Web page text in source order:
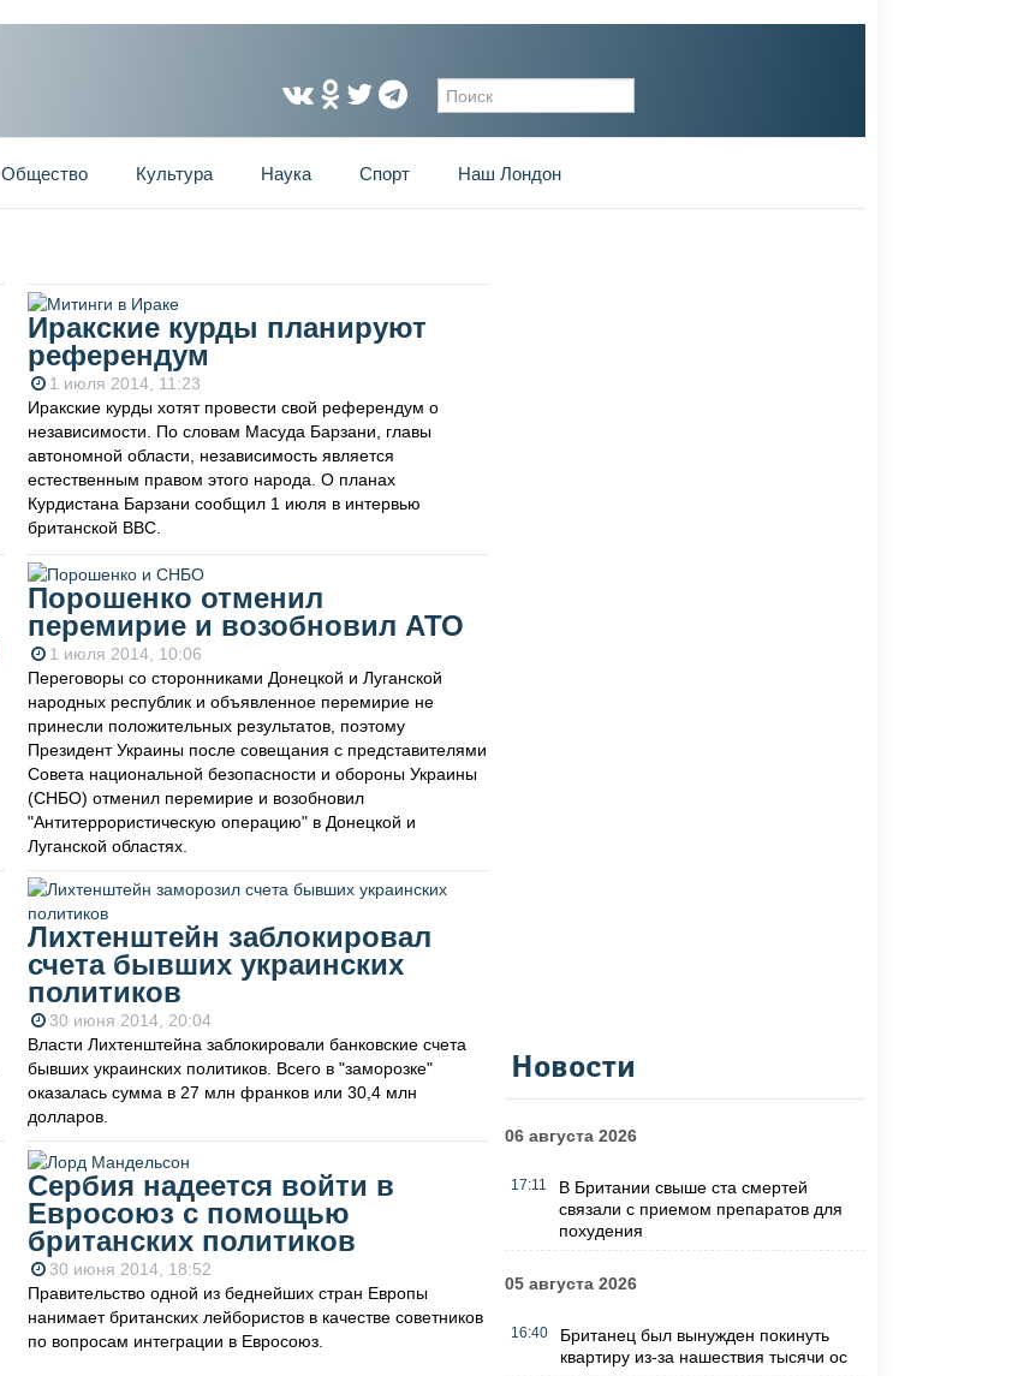
Форма поиска
Общество Культура Наука Спорт Наш Лондон
Иракские курды планируют
референдум
1 июля 2014, 11:23
Иракские курды хотят провести свой референдум о
независимости. По словам Масуда Барзани, главы
автономной области, независимость является
естественным правом этого народа. О планах
Курдистана Барзани сообщил 1 июля в интервью
британской BBC.
Порошенко отменил
перемирие и возобновил АТО
1 июля 2014, 10:06
Переговоры со сторонниками Донецкой и Луганской
народных республик и объявленное перемирие не
принесли положительных результатов, поэтому
Президент Украины после совещания с представителями
Совета национальной безопасности и обороны Украины
(СНБО) отменил перемирие и возобновил
"Антитеррористическую операцию" в Донецкой и
Луганской областях.
Лихтенштейн заблокировал
счета бывших украинских
политиков
30 июня 2014, 20:04
Власти Лихтенштейна заблокировали банковские счета
бывших украинских политиков. Всего в "заморозке"
оказалась сумма в 27 млн франков или 30,4 млн
долларов.
Сербия надеется войти в
Евросоюз с помощью
британских политиков
30 июня 2014, 18:52
Правительство одной из беднейших стран Европы
нанимает британских лейбористов в качестве советников
по вопросам интеграции в Евросоюз.
Новости
06 августа 2026
17:11
В Британии свыше ста смертей
связали с приемом препаратов для
похудения
05 августа 2026
16:40
Британец был вынужден покинуть
квартиру из-за нашествия тысячи ос